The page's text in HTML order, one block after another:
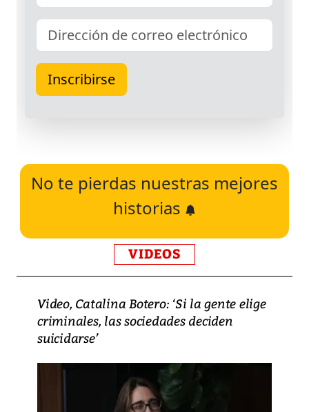
No te pierdas nuestras mejores
historias
VIDEOS
Video, Catalina Botero: ‘Si la gente elige
criminales, las sociedades deciden
suicidarse’